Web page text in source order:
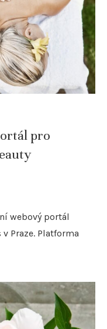
pro
webový portál
Praze. Platforma